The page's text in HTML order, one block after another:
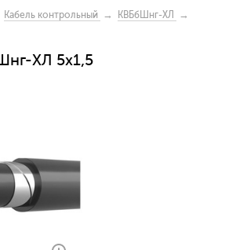
Кабель контрольный → КВБбШнг-ХЛ
→
ХЛ 5х1,5